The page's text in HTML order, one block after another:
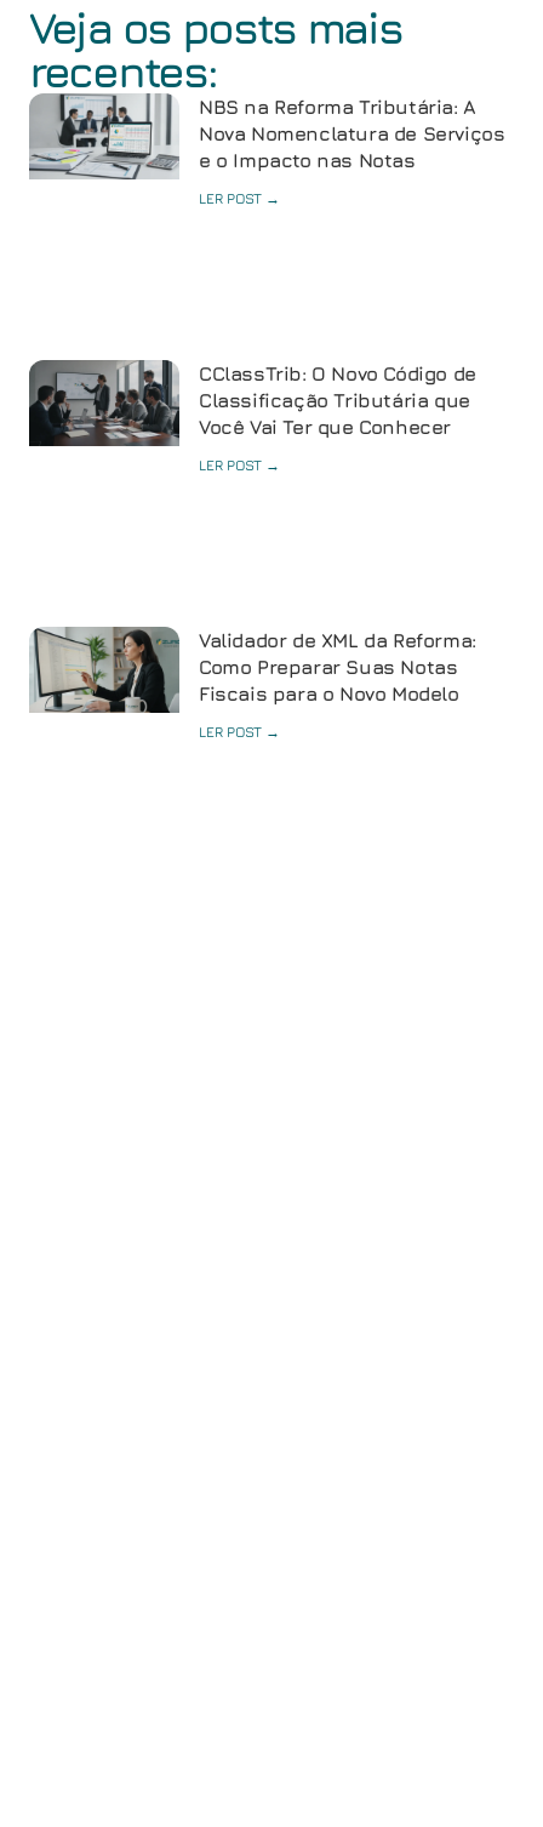
Veja os posts mais
recentes:
NBS na Reforma Tributária: A
Nova Nomenclatura de Serviços
e o Impacto nas Notas
LER POST →
CClassTrib: O Novo Código de
Classificação Tributária que
Você Vai Ter que Conhecer
LER POST →
Validador de XML da Reforma:
Como Preparar Suas Notas
Fiscais para o Novo Modelo
LER POST →